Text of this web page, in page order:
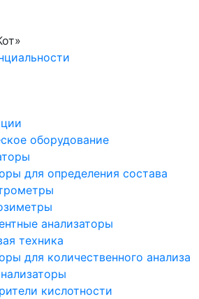
оборудование
для определения состава
анализаторы
техника
для количественного анализа
кислотности